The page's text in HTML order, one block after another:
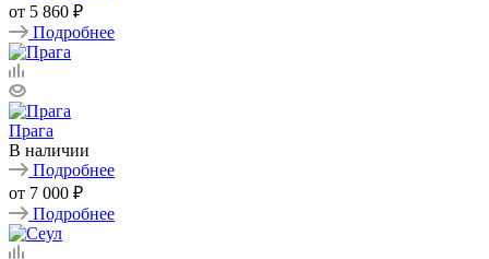
от 5 860 ₽
Подробнее
Прага
В наличии
Подробнее
от 7 000 ₽
Подробнее